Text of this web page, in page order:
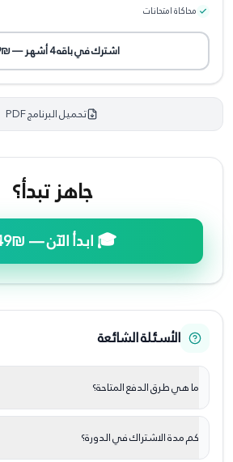
محاكاة امتحانات
اشترك فيباقه 4 أشهر —
₪799
تحميل البرنامج PDF
جاهز تبدأ؟
🎓 ابدأ الآن —₪349
الأسئلة الشائعة
ما هي طرق الدفع المتاحة؟
كم مدة الاشتراك في الدورة؟